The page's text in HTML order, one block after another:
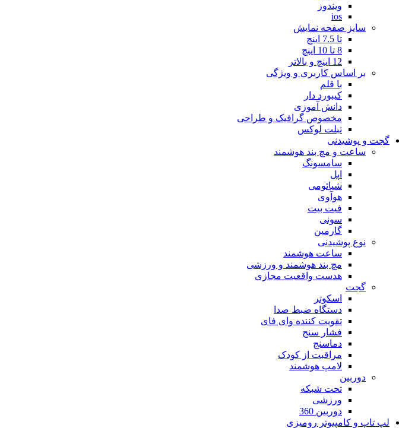
ویندوز
ios
سایز صفحه نمایش
تا 7.5 اینچ
8 تا 10 اینچ
12 اینچ و بالاتر
بر اساس کاربری و ویژگی
با قلم
کیبورد دار
دانش آموزی
مخصوص گرافیک و طراحی
تبلت لوکس
گجت و پوشیدنی
ساعت و مچ بند هوشمند
سامسونگ
اپل
شیائومی
هوآوی
فیت بیت
سونی
گارمین
نوع پوشیدنی
ساعت هوشمند
مچ بند هوشمند و ورزشی
هدست واقعیت مجازی
گجت
اسکوتر
دستگاه ضبط صدا
تقویت کننده وای فای
فشار سنج
دماسنج
مراقبت از کودک
لامپ هوشمند
دوربین
تحت شبکه
ورزشی
دوربین 360
لپ تاپ و کامپیوتر رومیزی